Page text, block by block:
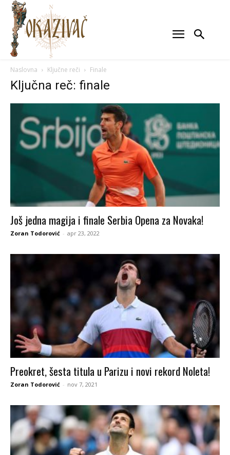
Naslovna Ključne reči Finale
Ključna reč: finale
Još jedna magija i finale Serbia Opena za Novaka!
Zoran Todorović - apr 23, 2022
Preokret, šesta titula u Parizu i novi rekord Noleta!
Zoran Todorović - nov 7, 2021